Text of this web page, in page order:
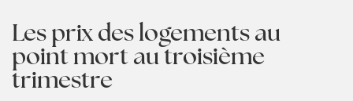
Les prix des logements au
point mort au troisième
trimestre